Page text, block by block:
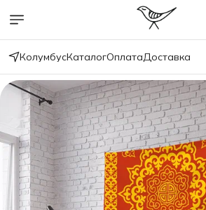
КолумбусКаталогОплатаДоставка